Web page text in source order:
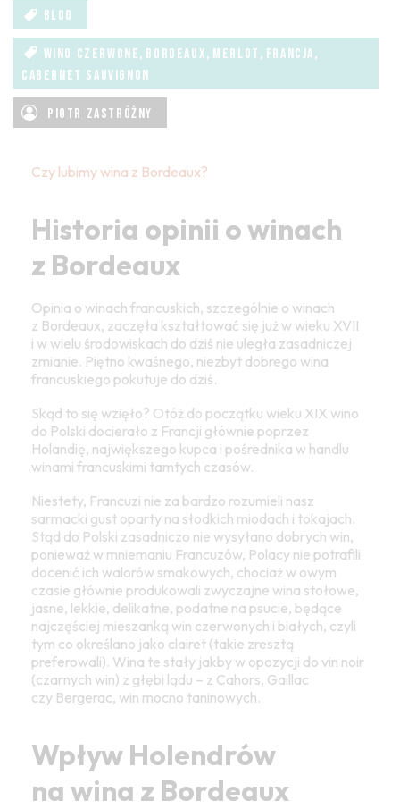
BLOG
WINO CZERWONE, BORDEAUX, MERLOT , FRANCJA,
CABERNET SAUVIGNON
PIOTR ZASTRÓŻNY
Czy lubimy wina z Bordeaux?
Historia opinii o winach
z Bordeaux
Opinia o winach francuskich, szczególnie o winach
z Bordeaux, zaczęła kształtować się już w wieku XVII
i w wielu środowiskach do dziś nie uległa zasadniczej
zmianie. Piętno kwaśnego, niezbyt dobrego wina
francuskiego pokutuje do dziś.
Skąd to się wzięło? Otóż do początku wieku XIX wino
do Polski docierało z Francji głównie poprzez
Holandię, największego kupca i pośrednika w handlu
winami francuskimi tamtych czasów.
Niestety, Francuzi nie za bardzo rozumieli nasz
sarmacki gust oparty na słodkich miodach i tokajach.
Stąd do Polski zasadniczo nie wysyłano dobrych win,
ponieważ w mniemaniu Francuzów, Polacy nie potrafili
docenić ich walorów smakowych, chociaż w owym
czasie głównie produkowali zwyczajne wina stołowe,
jasne, lekkie, delikatne, podatne na psucie, będące
najczęściej mieszanką win czerwonych i białych, czyli
tym co określano jako clairet (takie zresztą
preferowali). Wina te stały jakby w opozycji do vin noir
(czarnych win) z głębi lądu – z Cahors, Gaillac
czy Bergerac, win mocno taninowych.
Wpływ Holendrów
na wina z Bordeaux